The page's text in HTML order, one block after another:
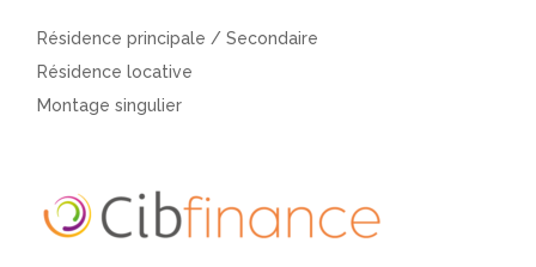
Résidence principale / Secondaire
Résidence locative
Montage singulier